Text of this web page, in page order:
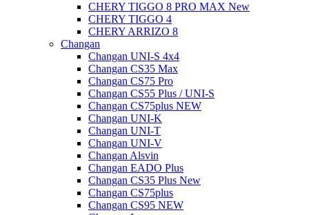
CHERY TIGGO 8 PRO MAX New
CHERY TIGGO 4
CHERY ARRIZO 8
Changan
Changan UNI-S 4x4
Changan CS35 Max
Changan CS75 Pro
Changan CS55 Plus / UNI-S
Changan CS75plus NEW
Changan UNI-K
Changan UNI-T
Changan UNI-V
Changan Alsvin
Changan EADO Plus
Changan CS35 Plus New
Changan CS75plus
Changan CS95 NEW